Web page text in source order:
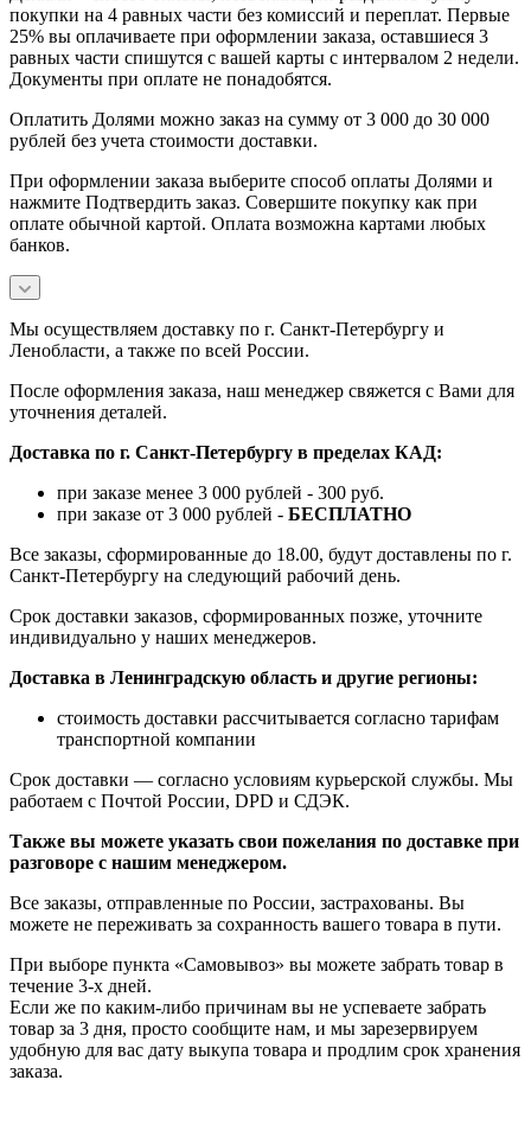
покупки на 4 равных части без комиссий и переплат. Первые
25% вы оплачиваете при оформлении заказа, оставшиеся 3
равных части спишутся с вашей карты с интервалом 2 недели.
Документы при оплате не понадобятся.
Оплатить Долями можно заказ на сумму от 3 000 до 30 000
рублей без учета стоимости доставки.
При оформлении заказа выберите способ оплаты Долями и
нажмите Подтвердить заказ. Совершите покупку как при
оплате обычной картой. Оплата возможна картами любых
банков.
Мы осуществляем доставку по г. Санкт-Петербургу и
Ленобласти, а также по всей России.
После оформления заказа, наш менеджер свяжется с Вами для
уточнения деталей.
Доставка по г. Санкт-Петербургу в пределах КАД:
при заказе менее 3 000 рублей - 300 руб.
при заказе от 3 000 рублей - БЕСПЛАТНО
Все заказы, сформированные до 18.00, будут доставлены по г.
Санкт-Петербургу на следующий рабочий день.
Срок доставки заказов, сформированных позже, уточните
индивидуально у наших менеджеров.
Доставка в Ленинградскую область и другие регионы:
стоимость доставки рассчитывается согласно тарифам
транспортной компании
Срок доставки — согласно условиям курьерской службы. Мы
работаем с Почтой России, DPD и СДЭК.
Также вы можете указать свои пожелания по доставке при
разговоре с нашим менеджером.
Все заказы, отправленные по России, застрахованы. Вы
можете не переживать за сохранность вашего товара в пути.
При выборе пункта «Самовывоз» вы можете забрать товар в
течение 3-х дней.
Если же по каким-либо причинам вы не успеваете забрать
товар за 3 дня, просто сообщите нам, и мы зарезервируем
удобную для вас дату выкупа товара и продлим срок хранения
заказа.